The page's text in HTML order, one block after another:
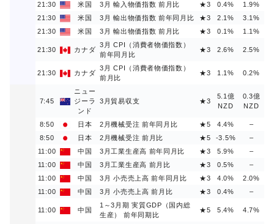
21:30
米国 3月 輸入物価指数 前月比 ★3 0.4%
1.9%
21:30
米国 3月 輸出物価指数 前年同月比 ★3 2.1%
3.1%
21:30
米国 3月 輸出物価指数 前月比 ★3 0.1% 1.1%
21:30 カナダ
3月 CPI（消費者物価指数）
前年同月比
★3 2.6% 2.5%
21:30 カナダ
3月 CPI（消費者物価指数）
前月比
★3 1.1% 0.2%
7:45
ニュー
ジーラ
ンド
3月貿易収支 ★3
5.1億
NZD
0.3億
NZD
8:50 日本 2月機械受注 前年同月比 ★5 4.4%
–
8:50
日本 2月機械受注 前月比 ★5 -3.5%
–
11:00
中国 3月工業生産高 前年同月比 ★3 5.9%
–
11:00
中国 3月工業生産高 前月比 ★3 0.5%
–
11:00
中国 3月 小売売上高 前年同月比 ★3 4.0%
2.0%
11:00
中国 3月 小売売上高 前月比 ★3 0.4% –
11:00 中国
1～3月期 実質GDP（国内総
生産） 前年同期比
★5 5.4% 4.7%